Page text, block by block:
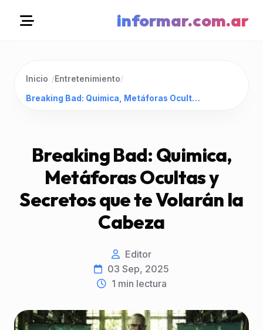
informar.com.ar
Inicio /Entretenimiento/
Breaking Bad: Quimica, Metáforas Ocultas y Secretos que te Volarán la Cabeza
Breaking Bad: Quimica,
Metáforas Ocultas y
Secretos que te Volarán la
Cabeza
Editor
03 Sep, 2025
1 min lectura